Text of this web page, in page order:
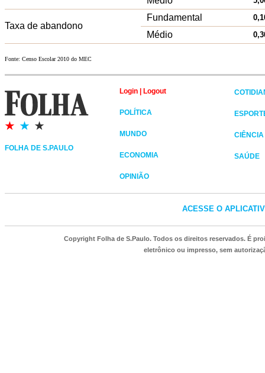
Taxa de abandono
Fundamental
Médio
Fonte: Censo Escolar 2010 do MEC
FOLHA DE S.PAULO
Login Logout
POLÍTICA
MUNDO
ECONOMIA
OPINIÃO
CIÊNCIA
SAÚDE
ACESSE O
Copyright Folha de S.Paulo. Todos os direitos reservados. É
eletrônico ou impresso, sem